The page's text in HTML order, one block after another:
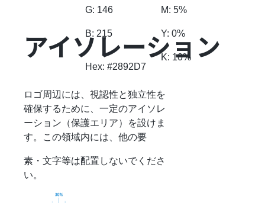
G: 146
B: 215
Hex: #2892D7
M: 5%
Y: 0%
K: 10%
アイソレーション
ロゴ周辺には、視認性と独立性を
確保するために、一定のアイソレ
ーション（保護エリア）を設けま
す。この領域内には、他の要
素・文字等は配置しないでくださ
い。